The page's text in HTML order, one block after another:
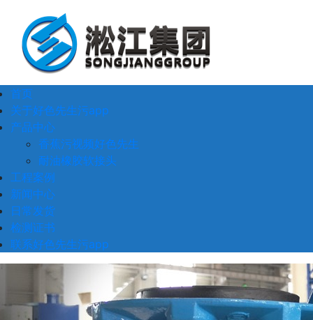
首页
关于好色先生污app
产品中心
香蕉污视频好色先生
耐油橡胶软接头
工程案例
新闻中心
日常发货
检测证书
联系好色先生污app